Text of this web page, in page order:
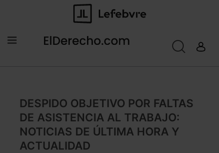
DESPIDO OBJETIVO POR FALTAS
DE ASISTENCIA AL TRABAJO:
NOTICIAS DE ÚLTIMA HORA Y
ACTUALIDAD